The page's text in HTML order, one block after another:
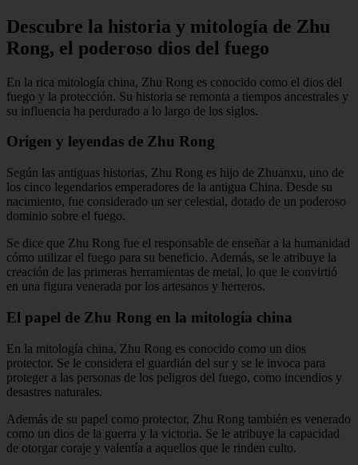
Descubre la historia y mitología de Zhu
Rong, el poderoso dios del fuego
En la rica mitología china, Zhu Rong es conocido como el dios del
fuego y la protección. Su historia se remonta a tiempos ancestrales y
su influencia ha perdurado a lo largo de los siglos.
Origen y leyendas de Zhu Rong
Según las antiguas historias, Zhu Rong es hijo de Zhuanxu, uno de
los cinco legendarios emperadores de la antigua China. Desde su
nacimiento, fue considerado un ser celestial, dotado de un poderoso
dominio sobre el fuego.
Se dice que Zhu Rong fue el responsable de enseñar a la humanidad
cómo utilizar el fuego para su beneficio. Además, se le atribuye la
creación de las primeras herramientas de metal, lo que le convirtió
en una figura venerada por los artesanos y herreros.
El papel de Zhu Rong en la mitología china
En la mitología china, Zhu Rong es conocido como un dios
protector. Se le considera el guardián del sur y se le invoca para
proteger a las personas de los peligros del fuego, como incendios y
desastres naturales.
Además de su papel como protector, Zhu Rong también es venerado
como un dios de la guerra y la victoria. Se le atribuye la capacidad
de otorgar coraje y valentía a aquellos que le rinden culto.